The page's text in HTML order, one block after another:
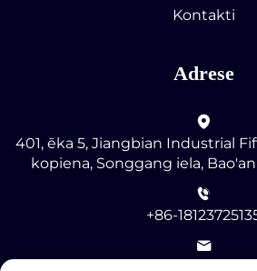
Kontakti
Adrese
401, ēka 5, Jiangbian Industrial
kopiena, Songgang iela,
+86-